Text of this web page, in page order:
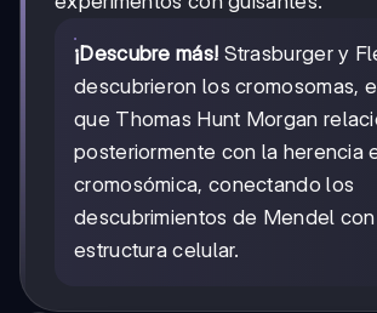
¡Descubre más! Strasburger y
descubrieron los cromosomas,
que Thomas Hunt Morgan
posteriormente con la herencia
cromosómica, conectando los
descubrimientos de Mendel
estructura celular.